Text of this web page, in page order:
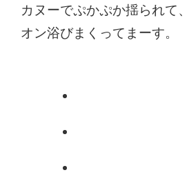
カヌーでぷかぷか揺られて
オン浴びまくってまーす。